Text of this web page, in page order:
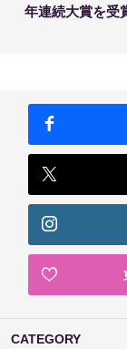
年連続大賞を受
CATEGORY